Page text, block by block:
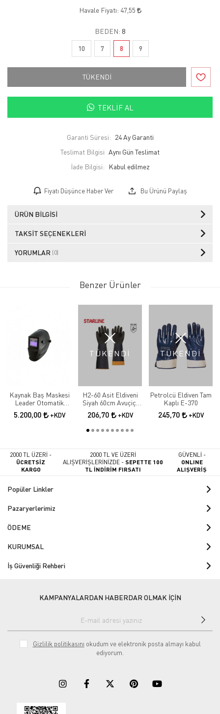
Havale Fiyatı: 47,55
BEDEN: 8
10 7 8 9
TÜKENDİ
TEKLIF AL
Garanti Süresi: 24 Ay Garanti
Teslimat Bilgisi Aynı Gün Teslimat
İade Bilgisi:
Fiyatı Düşünce Haber Ver Bu Ürünü Paylaş
ÜRÜN BILGISI
TAKSIT SEÇENEKLERI
YORUMLAR (0)
Benzer Ürünler
Kaynak Baş Maskesi
Leader Otomatik
Kararan
5.200,00 +KDV
TÜKENDİ
H2-60 Asit Eldiveni
Siyah 60cm Avuçiçi
Tırtıklı
206,70 +KDV
TÜKENDİ
Petrolcü Eldiven Tam
Kaplı E-370
245,70 +KDV
2000 TL ÜZERİ -
ÜCRETSİZ
KARGO
2000 TL VE ÜZERİ
ALIŞVERİŞLERİNİZDE -SEPETTE 100
TL İNDİRİM FIRSATI
GÜVENLİ -
ONLINE
ALIŞVERİŞ
Popüler Linkler
Pazaryerlerimiz
ÖDEME
KURUMSAL
İş Güvenliği Rehberi
KAMPANYALARDAN HABERDAR OLMAK İÇİN
Gizlilik politikasını okudum ve elektronik posta almayı kabul
ediyorum.